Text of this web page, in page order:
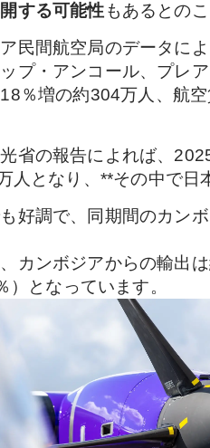
する可能性もあるとのこ
民間航空局のデータに
プ・アンコール、プレ
％増の約304万人、航
省の報告によれば、
人となり、**その中で日
好調で、同期間のカン
カンボジアからの輸出
）となっています。